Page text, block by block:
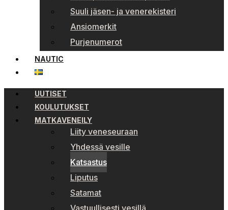
Suuli jäsen- ja venerekisteri
Ansiomerkit
Purjenumerot
NAUTIC
UUTISET
KOULUTUKSET
MATKAVENEILY
Liity veneseuraan
Yhdessä vesille
Katsastus
Liputus
Satamat
Vastuullisesti vesillä